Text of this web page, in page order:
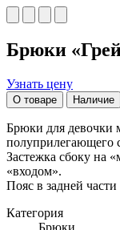
Брюки
Узнать цену
О товаре Наличие
Брюки для девочки
полуприлегающего
Застежка сбоку на
«входом».
Пояс в задней части
Категория
Брюки